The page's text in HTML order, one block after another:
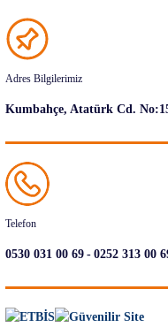
Adres Bilgilerimiz
Kumbahçe, Atatürk Cd.
Telefon
0530 031 00 69-0252 313 00